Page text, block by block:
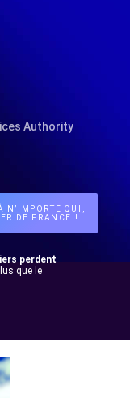
Authority
N’IMPORTE QUI,
DE FRANCE !
perdent
que le